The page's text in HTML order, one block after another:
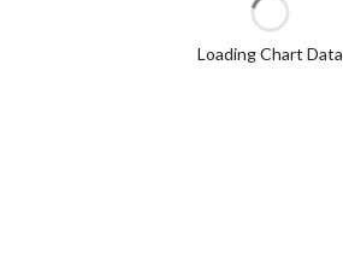
Loading Chart Data